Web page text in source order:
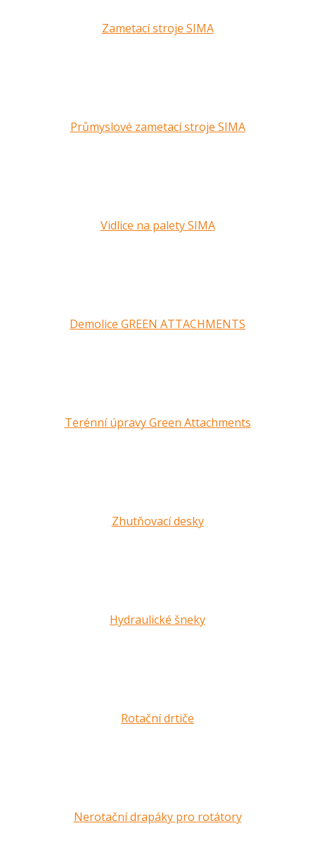
Zametací stroje SIMA
Průmyslové zametací stroje SIMA
Vidlice na palety SIMA
Demolice GREEN ATTACHMENTS
Terénní úpravy Green Attachments
Zhutňovací desky
Hydraulické šneky
Rotační drtiče
Nerotační drapáky pro rotátory